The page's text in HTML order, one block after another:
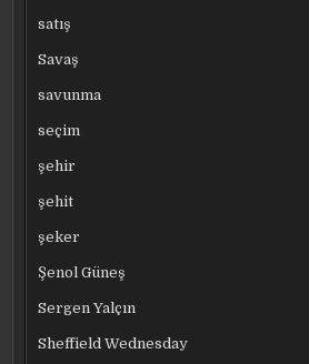
satış
Savaş
savunma
seçim
şehir
şehit
şeker
Şenol Güneş
Sergen Yalçın
Sheffield Wednesday